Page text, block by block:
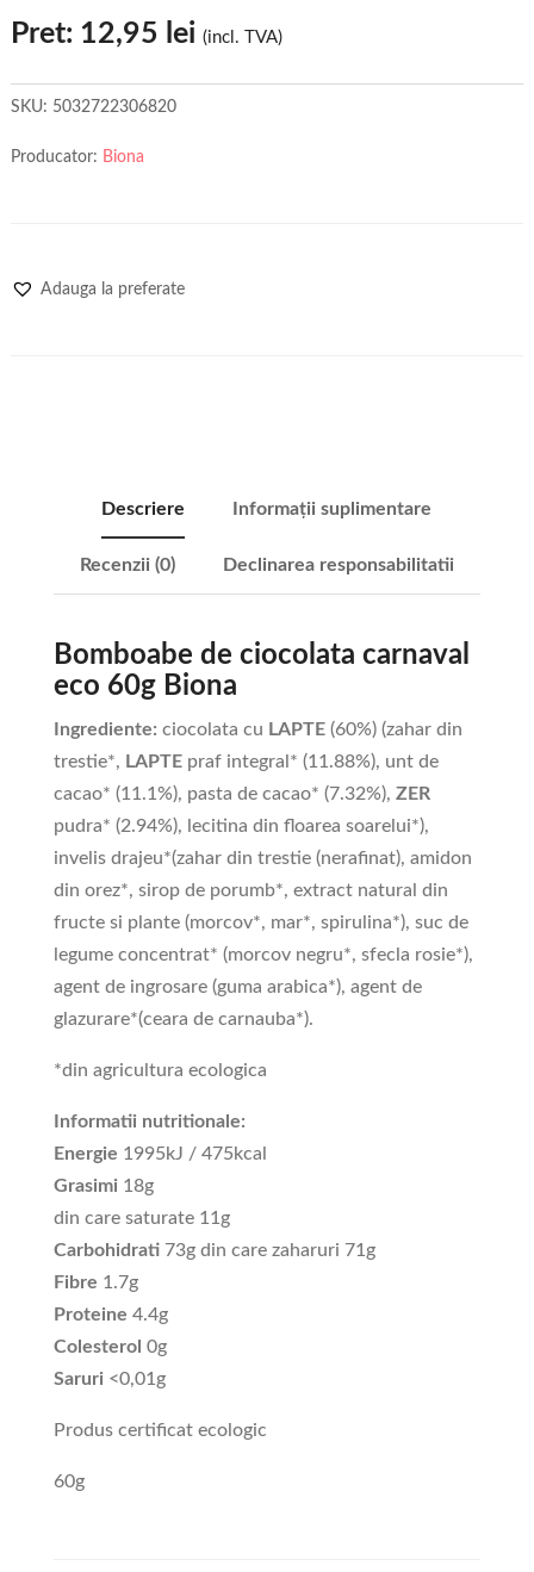
Pret: 12,95 lei (incl. TVA)
SKU: 5032722306820
Producator: Biona
Adauga la preferate
Descriere Informații suplimentare
Recenzii (0) Declinarea responsabilitatii
Bomboabe de ciocolata carnaval
eco 60g Biona
Ingrediente: ciocolata cu LAPTE(60%) (zahar din
trestie*, LAPTE praf integral* (11.88%), unt de
cacao* (11.1%), pasta de cacao* (7.32%), ZER
pudra* (2.94%), lecitina din floarea soarelui*),
invelis drajeu*(zahar din trestie (nerafinat), amidon
din orez*, sirop de porumb*, extract natural din
fructe si plante (morcov*, mar*, spirulina*), suc de
legume concentrat* (morcov negru*, sfecla rosie*),
agent de ingrosare (guma arabica*), agent de
glazurare*(ceara de carnauba*).
*din agricultura ecologica
Informatii nutritionale:
Energie 1995kJ / 475kcal
Grasimi 18g
din care saturate 11g
Carbohidrati73g din care zaharuri 71g
Fibre 1.7g
Proteine 4.4g
Colesterol 0g
Saruri <0,01g
Produs certificat ecologic
60g